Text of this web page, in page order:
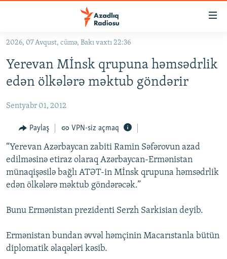
Əsas
qayıt
Əsas
qayıt
#ƏSLINDƏ
FƏRQƏ BAX
QANUNI DOĞRU
ARAŞDIRMA
MULTIMEDIA
İNFOQRAFIKA
AZƏRBAYCAN ƏDƏBIYYATI KITABXANASI
İSLAM VƏ DEMOKRATIYA
MISSIYAMIZ
PEŞƏ ETIKASI VƏ JURNALISTIKA STANDARTLARIMIZ
BIZI IZLƏ
2026, 07 Avqust, cümə, Bakı vaxtı 22:36
Yerevan Mİnsk qrupuna həmsədrlik
edən ölkələrə məktub göndərir
Sentyabr 01, 2012
Paylaş VPN-siz açmaq
“Yerevan Azərbaycan zabiti Ramin Səfərovun azad
edilməsinə etiraz olaraq Azərbaycan-Ermənistan
münaqişəsilə bağlı ATƏT-in Mİnsk qrupuna həmsədrlik
edən ölkələrə məktub göndərəcək.”
Bunu Ermənistan prezidenti Serzh Sarkisian deyib.
Ermənistan bundan əvvəl həmçinin Macarıstanla bütün
diplomatik əlaqələri kəsib.